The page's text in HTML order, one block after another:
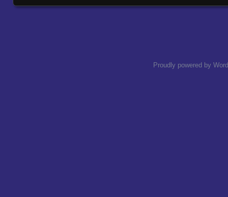
Proudly powered by